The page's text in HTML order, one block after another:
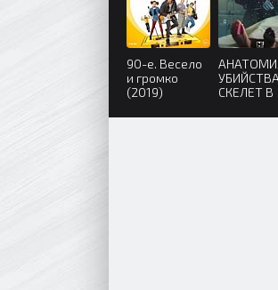
90-е. Весело
и громко
(2019)
УБИЙСТВА
СКЕЛЕТ В